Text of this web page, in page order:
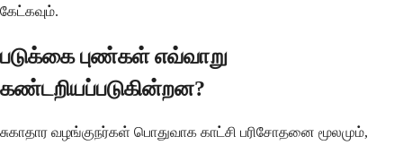
கேட்கவும்.
படுக்கை புண்கள் எவ்வாறு
கண்டறியப்படுகின்றன?
சுகாதார வழங்குநர்கள் பொதுவாக காட்சி பரிசோதனை மூலமும்,